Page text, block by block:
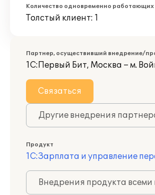
Количество одновременно работающих
Толстый клиент: 1
Партнер, осуществивший внедрение/
1С:Первый Бит, Москва – м.
Связаться
Другие внедрения
Продукт
1С:Зарплата и управление
Внедрения продукта